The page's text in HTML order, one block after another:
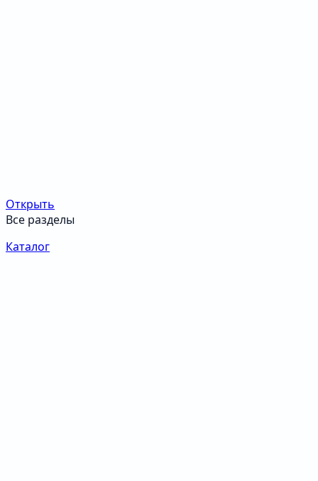
Открыть
Все разделы
Каталог